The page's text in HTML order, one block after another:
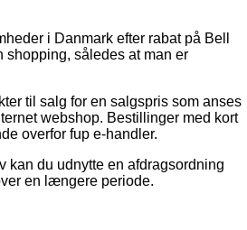
i Danmark efter rabat på Bell
således at man er
til salg for en salgspris som anses
webshop. Bestillinger med kort
overfor fup e-handler.
kan du udnytte en afdragsordning
en længere periode.